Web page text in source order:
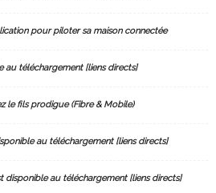
pour piloter sa maison connectée
au téléchargement [liens directs]
le fils prodigue (Fibre & Mobile)
au téléchargement [liens directs]
disponible au téléchargement [liens directs]